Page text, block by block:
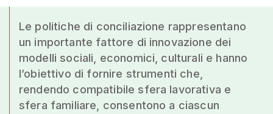
Le politiche di conciliazione rappresentano
un importante fattore di innovazione dei
modelli sociali, economici, culturali e hanno
l’obiettivo di fornire strumenti che,
rendendo compatibile sfera lavorativa e
sfera familiare, consentono a ciascun